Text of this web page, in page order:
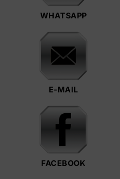
WHATSAPP
E-MAIL
FACEBOOK